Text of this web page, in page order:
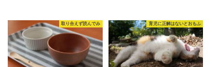
取り合えず読んでみ 育児に正解はないとおもふ